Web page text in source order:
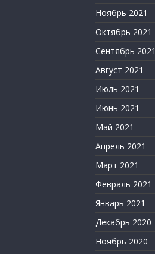
Ноябрь 2021
Октябрь 2021
Сентябрь 2021
Август 2021
Июль 2021
Июнь 2021
Май 2021
Апрель 2021
Март 2021
Февраль 2021
Январь 2021
Декабрь 2020
Ноябрь 2020